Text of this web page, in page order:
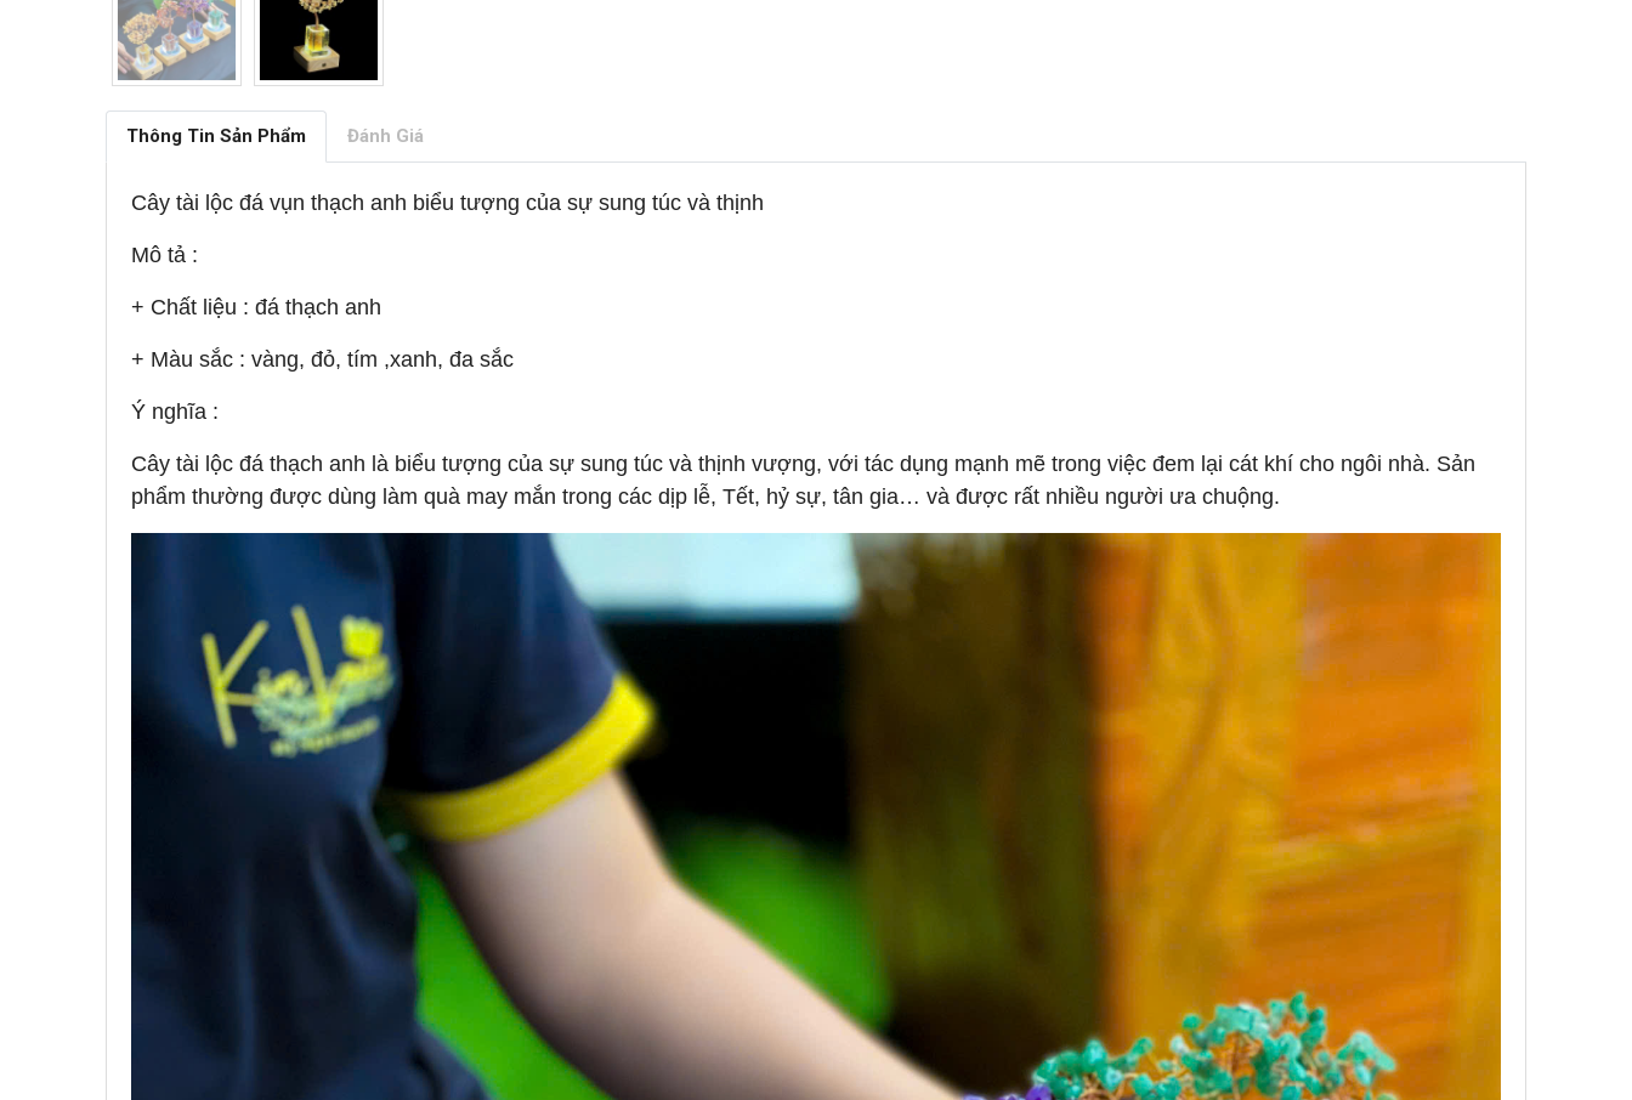
Thông Tin Sản Phẩm Đánh Giá
Cây tài lộc đá vụn thạch anh biểu tượng của sự sung túc và thịnh
Mô tả :
+ Chất liệu : đá thạch anh
+ Màu sắc : vàng, đỏ, tím ,xanh, đa sắc
Ý nghĩa :
Cây tài lộc đá thạch anh là biểu tượng của sự sung túc và thịnh vượng, với tác dụng mạnh mẽ trong việc đem lại cát khí cho ngôi nhà. Sản
phẩm thường được dùng làm quà may mắn trong các dịp lễ, Tết, hỷ sự, tân gia… và được rất nhiều người ưa chuộng.